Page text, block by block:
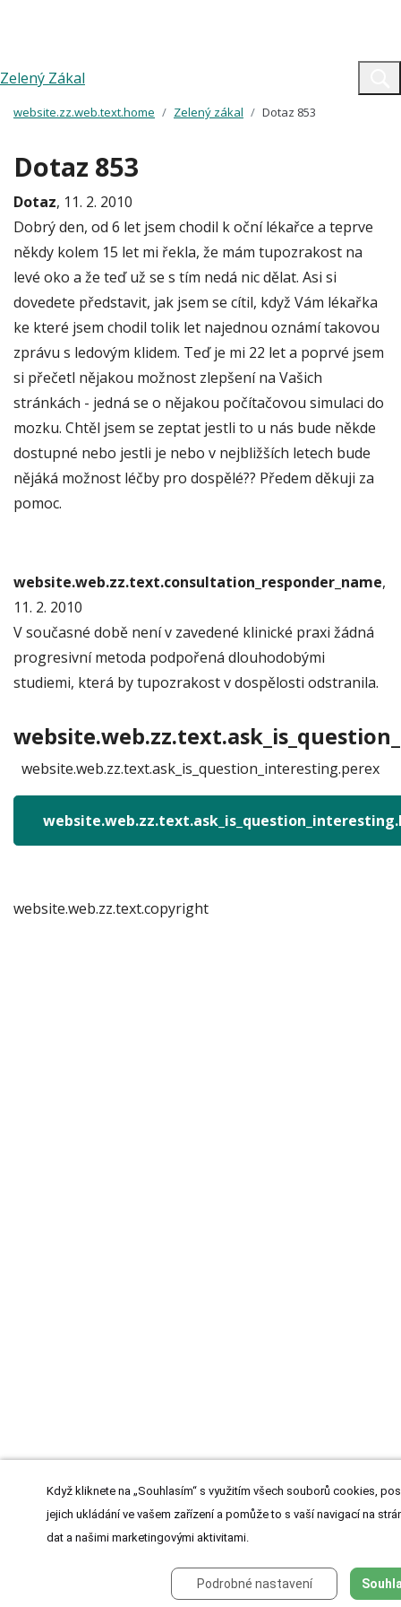
Zelený Zákal
website.zz.web.text.home Zelený zákal Dotaz 853
Dotaz 853
Dotaz, 11. 2. 2010
Dobrý den, od 6 let jsem chodil k oční lékařce a teprve
někdy kolem 15 let mi řekla, že mám tupozrakost na
levé oko a že teď už se s tím nedá nic dělat. Asi si
dovedete představit, jak jsem se cítil, když Vám lékařka
ke které jsem chodil tolik let najednou oznámí takovou
zprávu s ledovým klidem. Teď je mi 22 let a poprvé jsem
si přečetl nějakou možnost zlepšení na Vašich
stránkách - jedná se o nějakou počítačovou simulaci do
mozku. Chtěl jsem se zeptat jestli to u nás bude někde
dostupné nebo jestli je nebo v nejbližších letech bude
nějáká možnost léčby pro dospělé?? Předem děkuji za
pomoc.
website.web.zz.text.consultation_responder_name,
11. 2. 2010
V současné době není v zavedené klinické praxi žádná
progresivní metoda podpořená dlouhodobými
studiemi, která by tupozrakost v dospělosti odstranila.
website.web.zz.text.ask_is_question_interesting.perex
website.web.zz.text.copyright
Když kliknete na „Souhlasím“ s využitím všech souborů cookies,
jejich ukládání ve vašem zařízení a pomůže to s vaší navigací na
dat a našimi marketingovými aktivitami.
Podrobné nastavení